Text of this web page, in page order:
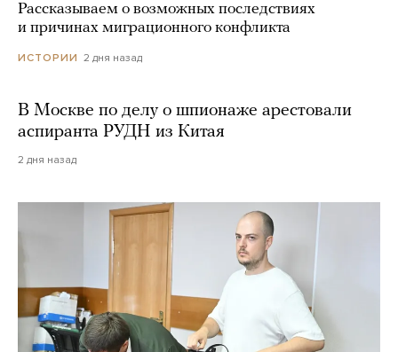
Рассказываем о возможных последствиях
и причинах миграционного конфликта
ИСТОРИИ 2 дня назад
В Москве по делу о шпионаже арестовали
аспиранта РУДН из Китая
2 дня назад